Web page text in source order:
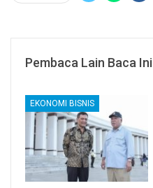
Pembaca Lain Baca Ini
EKONOMI BISNIS